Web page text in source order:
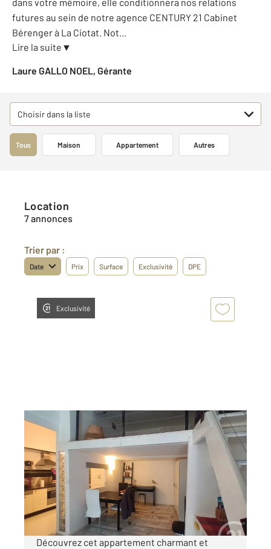
futures au sein de notre agence CENTURY 21 Cabinet
Bérenger à La Ciotat. Not...
Lire la suite ▼
Laure GALLO NOEL, Gérante
Choisir dans la liste
Tous Maison Appartement Autres
Location
7 annonces
Trier par :
Date Prix Surface Exclusivité DPE
Exclusivité
LA CIOTAT 13
31,34 m , 1 pièce
Ref : 19402
Appartement T1 à louer
650 €
par mois charges comprises
Découvrez cet appartement charmant et